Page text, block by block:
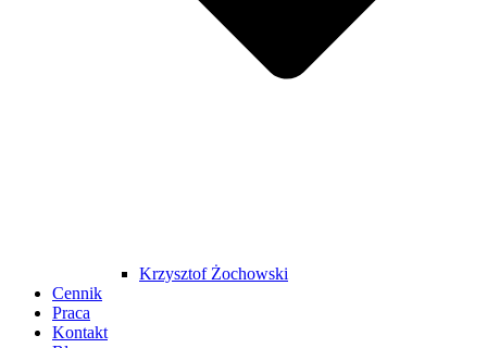
Krzysztof Żochowski
Cennik
Praca
Kontakt